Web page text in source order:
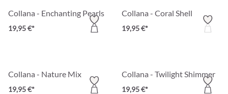
Collana - Enchanting Pearls
19,95 €*
Collana - Coral Shell
19,95 €*
Collana - Nature Mix
19,95 €*
Collana - Twilight Shimmer
19,95 €*